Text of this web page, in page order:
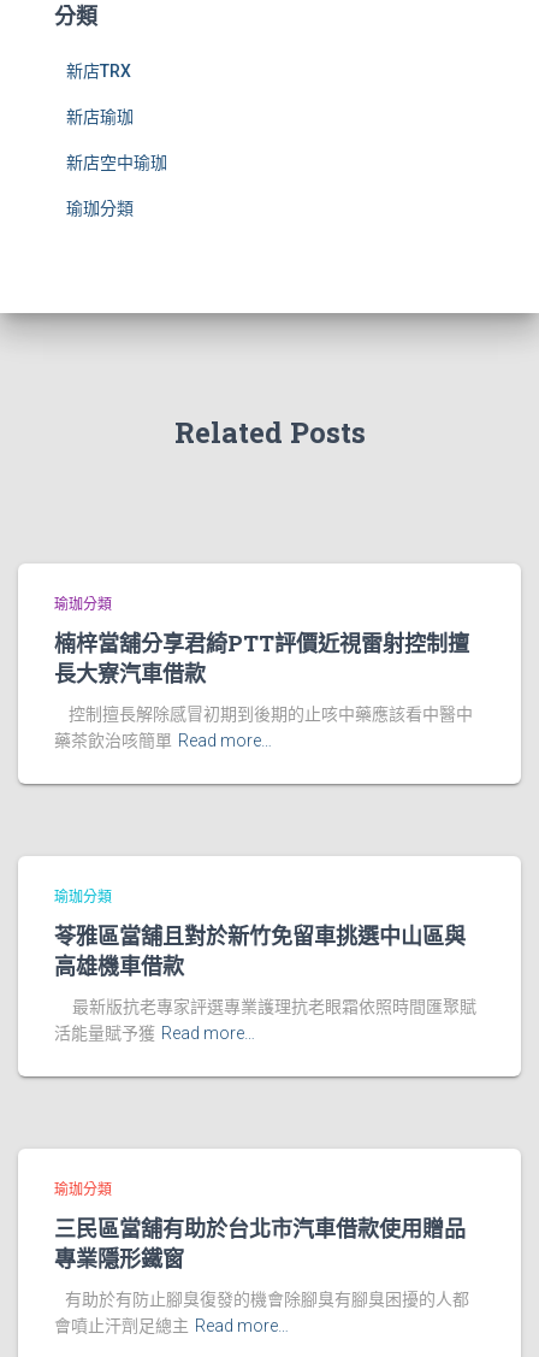
分類
新店TRX
新店瑜珈
新店空中瑜珈
瑜珈分類
Related Posts
瑜珈分類
楠梓當舖分享君綺PTT評價近視雷射控制擅
長大寮汽車借款
控制擅長解除感冒初期到後期的止咳中藥應該看中醫中
藥茶飲治咳簡單 Read more…
瑜珈分類
苓雅區當舖且對於新竹免留車挑選中山區與
高雄機車借款
最新版抗老專家評選專業護理抗老眼霜依照時間匯聚賦
活能量賦予獲 Read more…
瑜珈分類
三民區當舖有助於台北市汽車借款使用贈品
專業隱形鐵窗
有助於有防止腳臭復發的機會除腳臭有腳臭困擾的人都
會噴止汗劑足總主 Read more…